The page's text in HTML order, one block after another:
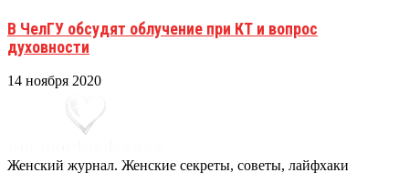
В ЧелГУ обсудят облучение при КТ и вопрос
духовности
14 ноября 2020
Женский журнал. Женские секреты, советы, лайфхаки